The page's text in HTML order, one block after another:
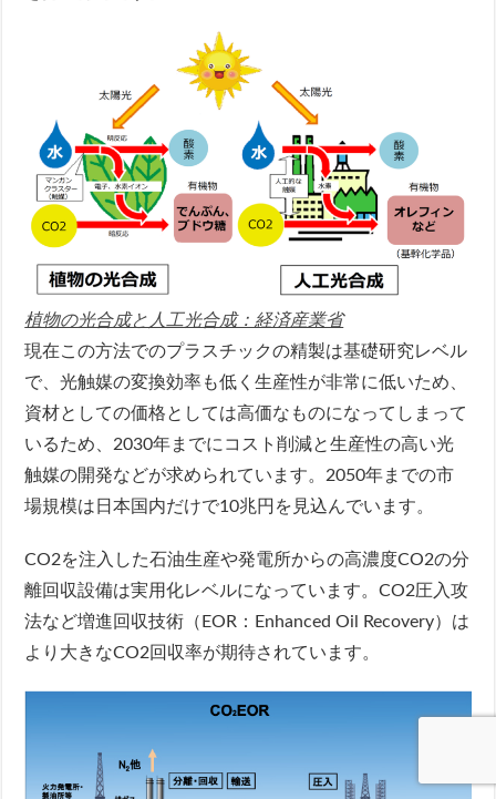
植物の光合成と人工光合成：経済産業省
現在この方法でのプラスチックの精製は基礎研究レベル
で、光触媒の変換効率も低く生産性が非常に低いため、
資材としての価格としては高価なものになってしまって
いるため、2030年までにコスト削減と生産性の高い光
触媒の開発などが求められています。2050年までの市
場規模は日本国内だけで10兆円を見込んでいます。
CO2を注入した石油生産や発電所からの高濃度CO2の分
離回収設備は実用化レベルになっています。CO2圧入攻
法など増進回収技術（EOR：Enhanced Oil Recovery）は
より大きなCO2回収率が期待されています。